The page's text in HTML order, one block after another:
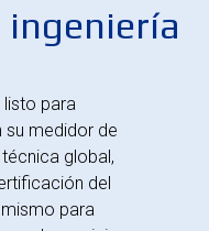
ingeniería
listo para
su medidor de
global,
del
para